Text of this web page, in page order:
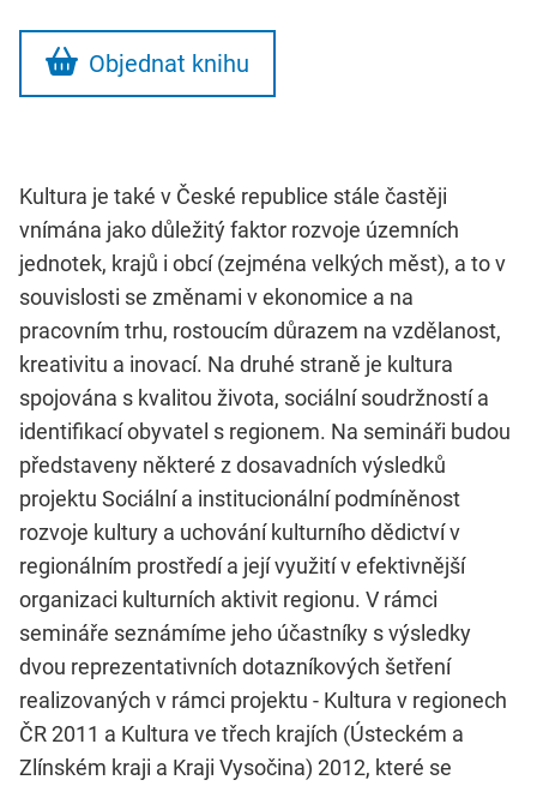
Objednat knihu
Kultura je také v České republice stále častěji
vnímána jako důležitý faktor rozvoje územních
jednotek, krajů i obcí (zejména velkých měst), a to v
souvislosti se změnami v ekonomice a na
pracovním trhu, rostoucím důrazem na vzdělanost,
kreativitu a inovací. Na druhé straně je kultura
spojována s kvalitou života, sociální soudržností a
identifikací obyvatel s regionem. Na semináři budou
představeny některé z dosavadních výsledků
projektu Sociální a institucionální podmíněnost
rozvoje kultury a uchování kulturního dědictví v
regionálním prostředí a její využití v efektivnější
organizaci kulturních aktivit regionu. V rámci
semináře seznámíme jeho účastníky s výsledky
dvou reprezentativních dotazníkových šetření
realizovaných v rámci projektu - Kultura v regionech
ČR 2011 a Kultura ve třech krajích (Ústeckém a
Zlínském kraji a Kraji Vysočina) 2012, které se